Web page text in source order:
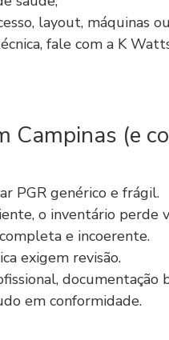
layout, máquinas
fale com a K
Campinas (e
PGR genérico e frágil.
o inventário perde
e incoerente.
exigem revisão.
documentação
em conformidade.